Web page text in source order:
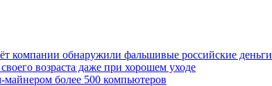
компании обнаружили фальшивые российские деньги
возраста даже при хорошем уходе
майнером более 500 компьютеров